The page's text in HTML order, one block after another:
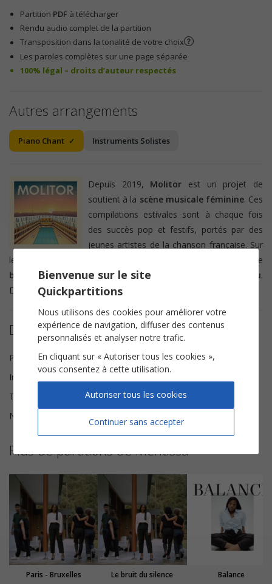
Partition PDF à télécharger
Rendu audio complet de la partition
Transposition dans la tonalité de votre choix
Les paroles complètes sur une page séparée
100% légal – droits d’auteur respectés
Autres arrangements
Piano Chant Instruments Solistes
Depuis 2019, Molitor est un projet de
soutient à la scène musicale féminine. Ces
compilations estivales sont à chaque fois
des succès pop et festifs, portés par des
jeunes artistes de la chanson française. Sur
le titre
prête sa voix à une
ballade acoustique et langoureuse composée par Clou.
Découvrez notrepartitionde cette jolie chanson.
Détails de la partition
Paroles et Musique
Ducoudray Anne-Claire
Instrumentation
Tonalité
Fa majeur
Nombre de pages
Plus de partitions de Mentissa
Paris - Bruxelles Le bruit du silence Balance
Bienvenue sur le site
Quickpartitions
Nous utilisons des cookies pour améliorer votre
expérience de navigation, diffuser des contenus
personnalisés et analyser notre trafic.
En cliquant sur « Autoriser tous les cookies »,
vous consentez à cette utilisation.
Continuer sans accepter
Autoriser tous les cookies